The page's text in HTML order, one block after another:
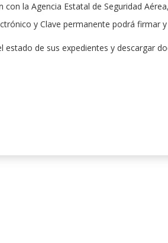
la Agencia Estatal de Seguridad
y Clave permanente podrá firmar
estado de sus expedientes y descargar